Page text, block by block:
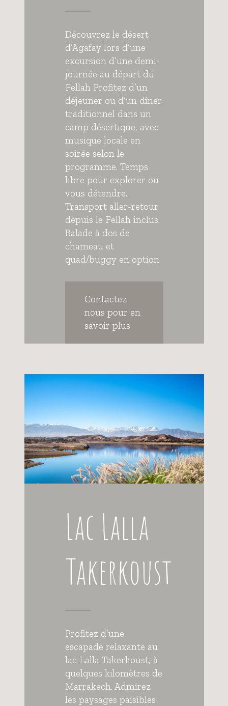
Découvrez le désert
d’Agafay lors d’une
excursion d’une demi-
journée au départ du
Fellah Profitez d’un
déjeuner ou d’un dîner
traditionnel dans un
camp désertique, avec
musique locale en
soirée selon le
programme. Temps
libre pour explorer ou
vous détendre.
Transport aller-retour
depuis le Fellah inclus.
Balade à dos de
chameau et
quad/buggy en option.
Contactez
nous pour en
savoir plus
Lac Lalla
Takerkoust
Profitez d’une
escapade relaxante au
lac Lalla Takerkoust, à
quelques kilomètres de
Marrakech. Admirez
les paysages paisibles